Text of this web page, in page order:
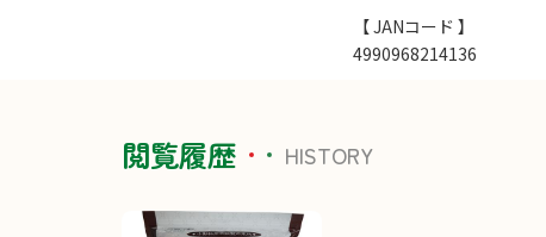
【 JANコード 】
4990968214136
閲覧履歴 HISTORY